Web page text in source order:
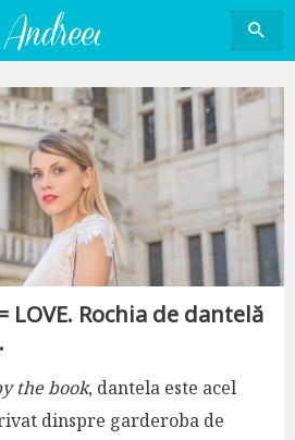
LOVE. Rochia de dantelă
the book, dantela este acel
dinspre garderoba de